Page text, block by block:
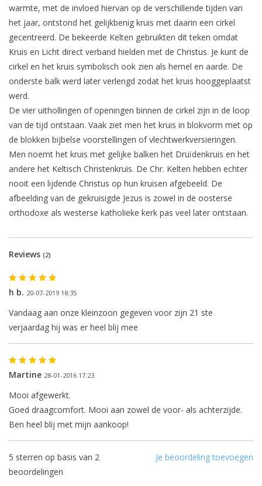
warmte, met de invloed hiervan op de verschillende tijden van
het jaar, ontstond het gelijkbenig kruis met daarin een cirkel
gecentreerd. De bekeerde Kelten gebruikten dit teken omdat
Kruis en Licht direct verband hielden met de Christus. Je kunt de
cirkel en het kruis symbolisch ook zien als hemel en aarde. De
onderste balk werd later verlengd zodat het kruis hooggeplaatst
werd.
De vier uithollingen of openingen binnen de cirkel zijn in de loop
van de tijd ontstaan. Vaak ziet men het kruis in blokvorm met op
de blokken bijbelse voorstellingen of vlechtwerkversieringen.
Men noemt het kruis met gelijke balken het Druïdenkruis en het
andere het Keltisch Christenkruis. De Chr. Kelten hebben echter
nooit een lijdende Christus op hun kruisen afgebeeld. De
afbeelding van de gekruisigde Jezus is zowel in de oosterse
orthodoxe als westerse katholieke kerk pas veel later ontstaan.
Reviews (2)
h b. 20-07-2019 18:35
Vandaag aan onze kleinzoon gegeven voor zijn 21 ste
verjaardag hij was er heel blij mee
Martine 28-01-2016 17:23
Mooi afgewerkt.
Goed draagcomfort. Mooi aan zowel de voor- als achterzijde.
Ben heel blij met mijn aankoop!
Je beoordeling toevoegen
5 sterren op basis van 2
beoordelingen
verzenddatum is woensdag 12
Ik ben afwezig t/m 10 augustus.